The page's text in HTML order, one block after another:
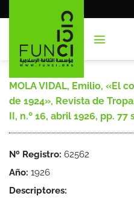
al
MOLA VIDAL, Emilio, «El
de 1924», Revista de
II, n.º 16, abril 1926, pp. 77
Nº Registro: 62562
Año: 1926
Descriptores: